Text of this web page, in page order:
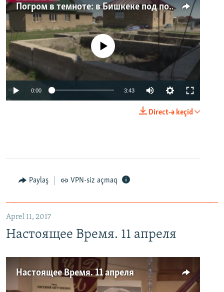
Погром в темноте: в Бишкеке под покровом ночи неизвестные на тракторе снесли три десятка частных домов
No media source currently available
0:00 3:43
Direct-ə keçid
Paylaş VPN-siz açmaq
Aprel 11, 2017
Настоящее Время. 11 апреля
Настоящее Время. 11 апреля